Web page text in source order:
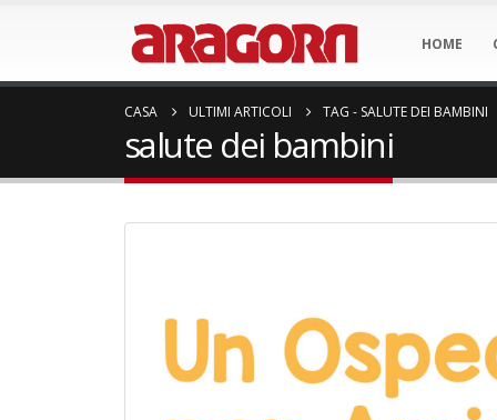
HOME
CASA ULTIMI ARTICOLI TAG - SALUTE DEI BAMBINI
salute dei bambini